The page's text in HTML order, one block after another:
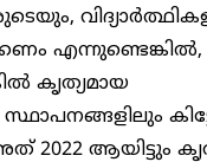
എന്നുണ്ടെങ്കിൽ,
കൃത്യമായ
ആയിട്ടും